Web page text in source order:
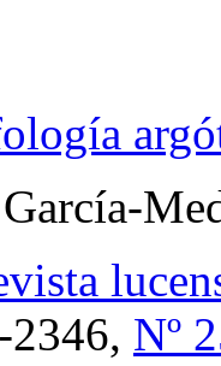
2346, Nº